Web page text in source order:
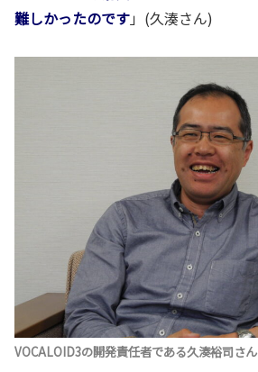
難しかったのです」(久湊さん)
VOCALOID3の開発責任者である久湊裕司さん